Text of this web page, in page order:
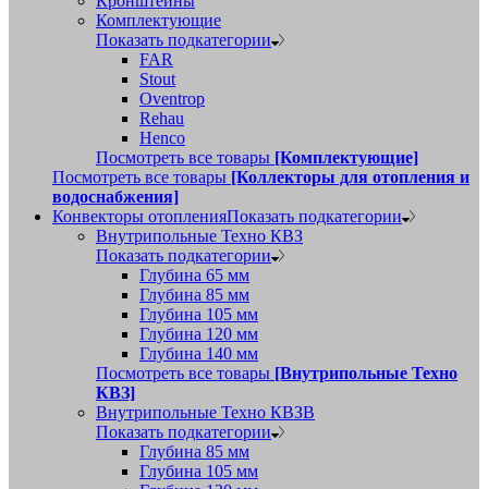
Комплектующие
Показать подкатегории
FAR
Stout
Oventrop
Rehau
Henco
Посмотреть все товары [Комплектующие]
Посмотреть все товары [Коллекторы для отопления и
водоснабжения]
Конвекторы отопленияПоказать подкатегории
Внутрипольные Техно КВЗ
Показать подкатегории
Глубина 65 мм
Глубина 85 мм
Глубина 105 мм
Глубина 120 мм
Глубина 140 мм
Посмотреть все товары [Внутрипольные Техно
КВЗ]
Внутрипольные Техно КВЗВ
Показать подкатегории
Глубина 85 мм
Глубина 105 мм